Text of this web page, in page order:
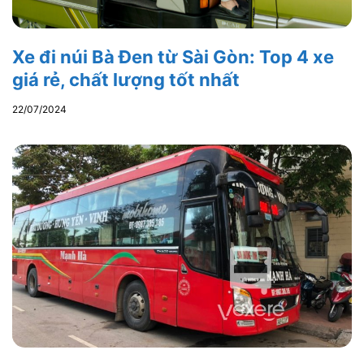
Xe đi núi Bà Đen từ Sài Gòn: Top 4 xe
giá rẻ, chất lượng tốt nhất
22/07/2024